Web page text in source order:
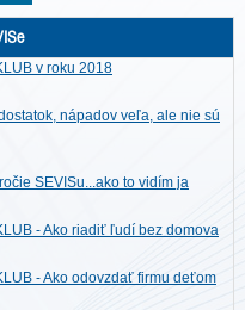
v roku 2018
nápadov veľa, ale nie sú
SEVISu...ako to vidím ja
- Ako riadiť ľudí bez domova
- Ako odovzdať firmu deťom